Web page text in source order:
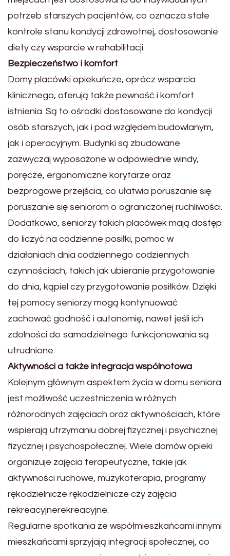
potrzeb starszych pacjentów, co oznacza stałe
kontrole stanu kondycji zdrowotnej, dostosowanie
diety czy wsparcie w rehabilitacji.
Bezpieczeństwo i komfort
Domy placówki opiekuńcze, oprócz wsparcia
klinicznego, oferują także pewność i komfort
istnienia. Są to ośrodki dostosowane do kondycji
osób starszych, jak i pod względem budowlanym,
jak i operacyjnym. Budynki są zbudowane
zazwyczaj wyposażone w odpowiednie windy,
poręcze, ergonomiczne korytarze oraz
bezprogowe przejścia, co ułatwia poruszanie się
poruszanie się seniorom o ograniczonej ruchliwości.
Dodatkowo, seniorzy takich placówek mają dostęp
do liczyć na codzienne posiłki, pomoc w
działaniach dnia codziennego codziennych
czynnościach, takich jak ubieranie przygotowanie
do dnia, kąpiel czy przygotowanie posiłków. Dzięki
tej pomocy seniorzy mogą kontynuować
zachować godność i autonomię, nawet jeśli ich
zdolności do samodzielnego funkcjonowania są
utrudnione.
Aktywności a także integracja wspólnotowa
Kolejnym głównym aspektem życia w domu seniora
jest możliwość uczestniczenia w różnych
różnorodnych zajęciach oraz aktywnościach, które
wspierają utrzymaniu dobrej fizycznej i psychicznej
fizycznej i psychospołecznej. Wiele domów opieki
organizuje zajęcia terapeutyczne, takie jak
aktywności ruchowe, muzykoterapia, programy
rękodzielnicze rękodzielnicze czy zajęcia
rekreacyjnerekreacyjne.
Regularne spotkania ze współmieszkańcami innymi
mieszkańcami sprzyjają integracji społecznej, co